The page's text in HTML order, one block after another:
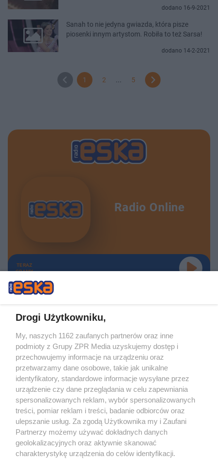
dodano 16-9-2021
Sanah to nie jedyna gwiazda, która pisze
piosenki innym artystom. Robiła to też Sarsa!
dodano 14-2-2021
1 2 5
Radio Online
TERAZ
GRAMY
Żaden utwór zamieszczony w serwisie nie może być powielany i
rozpowszechniany lub dalej rozpowszechniany w jakikolwiek sposób (w
tym także elektroniczny lub mechaniczny) na jakimkolwiek polu
eksploatacji w jakiejkolwiek formie, włącznie z umieszczaniem w Internecie
bez pisemnej zgody właściciela praw. Jakiekolwiek użycie lub
wykorzystanie utworów w całości lub w części z naruszeniem prawa, tzn.
bez właściwej zgody, jest zabronione pod groźbą kary i może być ścigane
prawnie.
Drogi Użytkowniku,
My, naszych 1162 zaufanych partnerów oraz inne
podmioty z Grupy ZPR Media uzyskujemy dostęp i
przechowujemy informacje na urządzeniu oraz
przetwarzamy dane osobowe, takie jak unikalne
identyfikatory, standardowe informacje wysyłane przez
urządzenie czy dane przeglądania w celu zapewniania
spersonalizowanych reklam, wybór spersonalizowanych
treści, pomiar reklam i treści, badanie odbiorców oraz
ulepszanie usług. Za zgodą Użytkownika my i Zaufani
Partnerzy możemy używać dokładnych danych
geolokalizacyjnych oraz aktywnie skanować
charakterystykę urządzenia do celów identyfikacji.